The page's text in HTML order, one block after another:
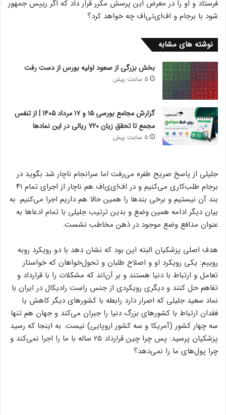
فرستاد و او را در معرض این پرسش مکرر قرار داد که اگر رییس جمهور
شود با برجام و اف‌ای‌تی‌اف چه خواهد کرد؟
نوشته های مشابه
بخش بزرگی از صعود اولیه بورس از دست رفت
5 ساعت پیش
گزارش مجامع بورسی ۱۵ و ۱۷ مرداد ۱۴۰۵ | از تنفس
مجمع تا تحقق زیان ۷۲۰ ریالی در این نماد‌ها
5 ساعت پیش
جلیلی از پاسخ صریح طفره می‌رفت اما سرانجام ناچار شد بگوید در
برجام طلب‌کاری می‌کنیم و در اف‌ای‌ی‌اف هم ناچار از اجرای تمام ۴۱
بند آن نیستیم و برخی بندها را همین حالا هم داریم اجرا می‌کنیم. به
بیان دیگر ادامه همین وضع و بدین ترتیب جلیلی با تمام ادعاها به
عنوان مدافع وضع موجود در ذهن مخاطب نشست.
هدف اصلی پزشکیان البته این بود که نشان دهد با دو رویکرد روبه
روییم: یکی رویکرد او و اصلاح طلبان و تحول‌خواهان که خواستار
تعامل و ارتباط با دنیا هستند و بر آن‌اند که مشکلات را با قرارداد و
تفاهم حل کنند و دیگری رویکردی از جنس راست رادیکال در ایران با
نماد سعید جلیلی که اصرار دارد رابطه با کشورهای دیگر کاهش یا
فقدان ارتباط با کشورهای بزرگ دنیا را جبران می‌کند و جهان هم تنها
سه چهار کشور (آمریکا و سه کشور اروپایی)‌ نیست. به اینجا که رسید
پزشکیان پرسید: پس چرا چین قرارداد ۲۵ ساله با ما را اجرا نمی‌کند و
چرا پول‌های ما را نمی‌دهد؟